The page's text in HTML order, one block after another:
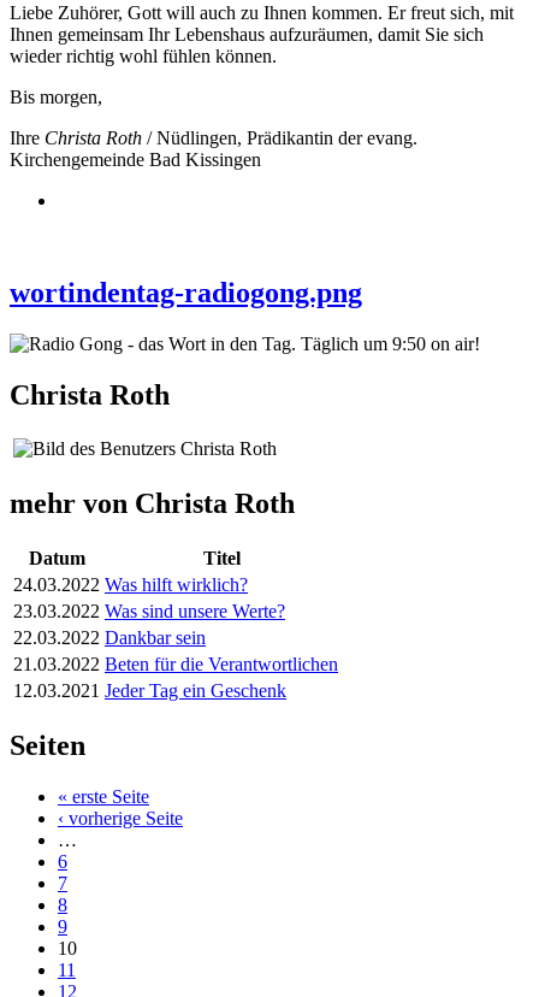
Liebe Zuhörer, Gott will auch zu Ihnen kommen. Er freut sich, mit
Ihnen gemeinsam Ihr Lebenshaus aufzuräumen, damit Sie sich
wieder richtig wohl fühlen können.
Bis morgen,
Ihre Christa Roth / Nüdlingen, Prädikantin der evang.
Kirchengemeinde Bad Kissingen
wortindentag-radiogong.png
Christa Roth
mehr von Christa Roth
Datum
Titel
24.03.2022 Was hilft wirklich?
23.03.2022 Was sind unsere Werte?
22.03.2022 Dankbar sein
21.03.2022 Beten für die Verantwortlichen
12.03.2021 Jeder Tag ein Geschenk
Seiten
« erste Seite
‹ vorherige Seite
…
6
7
8
9
10
11
12